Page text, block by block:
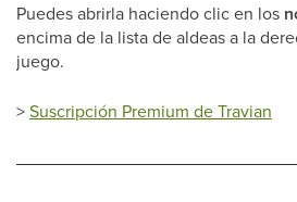
Puedes abrirla haciendo clic en los
encima de la lista de aldeas a la
juego.
>Suscripción Premium de Travian